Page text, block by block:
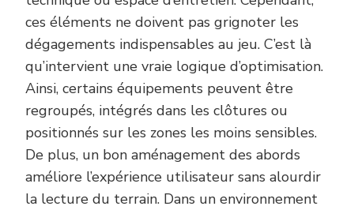
ces éléments ne doivent pas grignoter les
dégagements indispensables au jeu. C’est là
qu’intervient une vraie logique d’optimisation.
Ainsi, certains équipements peuvent être
regroupés, intégrés dans les clôtures ou
positionnés sur les zones les moins sensibles.
De plus, un bon aménagement des abords
améliore l’expérience utilisateur sans alourdir
la lecture du terrain. Dans un environnement